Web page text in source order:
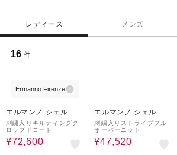
レディース メンズ
16 件
Ermanno Firenze
エルマンノ シェルヴ
ィーノ/ペセリコ
刺繍入りキルティングク
ロップドコート
¥72,600
エルマンノ シェルヴ
ィーノ/ペセリコ
刺繍入りストライププル
オーバーニット
¥47,520